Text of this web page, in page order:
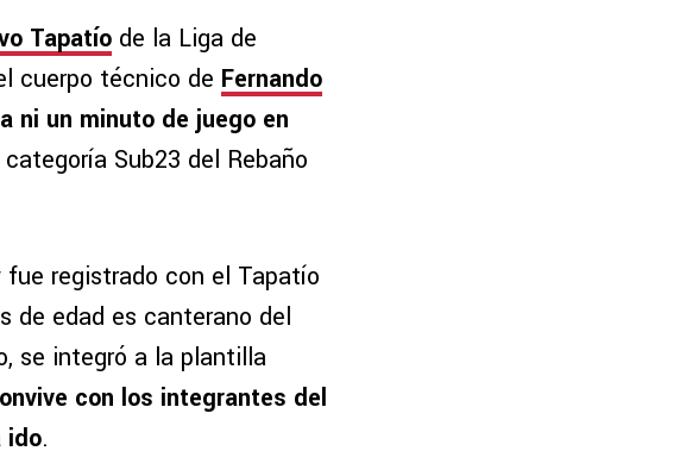
Tapatío de la Liga de
cuerpo técnico de Fernando
ni un minuto de juego en
Sub23 del Rebaño
fue registrado con el Tapatío
de edad es canterano del
se integró a la plantilla
con los integrantes del
ido.